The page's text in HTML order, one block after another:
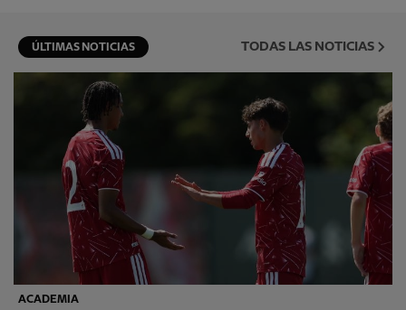
ÚLTIMAS NOTICIAS TODAS LAS NOTICIAS
ACADEMIA